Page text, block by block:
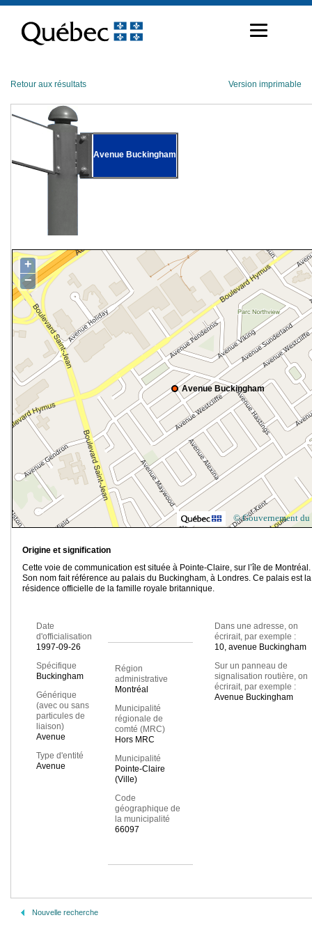
contenu
Retour aux résultats Version imprimable
Avenue Buckingham
Avenue Buckingham
+
−
© Gouvernement du
Origine et signification
Cette voie de communication est située à Pointe-Claire, sur l’île de Montréal.
Son nom fait référence au palais du Buckingham, à Londres. Ce palais est la
résidence officielle de la famille royale britannique.
Date
d'officialisation
1997-09-26
Spécifique
Buckingham
Générique
(avec ou sans
particules de
liaison)
Avenue
Type d'entité
Avenue
Région
administrative
Montréal
Municipalité
régionale de
comté (MRC)
Hors MRC
Municipalité
Pointe-Claire
(Ville)
Code
géographique de
la municipalité
66097
Dans une adresse, on
écrirait, par exemple :
10, avenue Buckingham
Sur un panneau de
signalisation routière, on
écrirait, par exemple :
Avenue Buckingham
Nouvelle recherche